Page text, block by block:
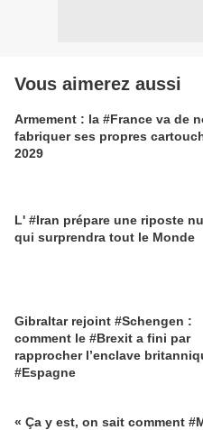
Vous aimerez aussi
Armement : la #France va de
fabriquer ses propres
2029
L' #Iran prépare une riposte
qui surprendra tout le Monde
Gibraltar rejoint #Schengen :
comment le #Brexit a fini par
rapprocher l’enclave
#Espagne
« Ça y est, on sait comment